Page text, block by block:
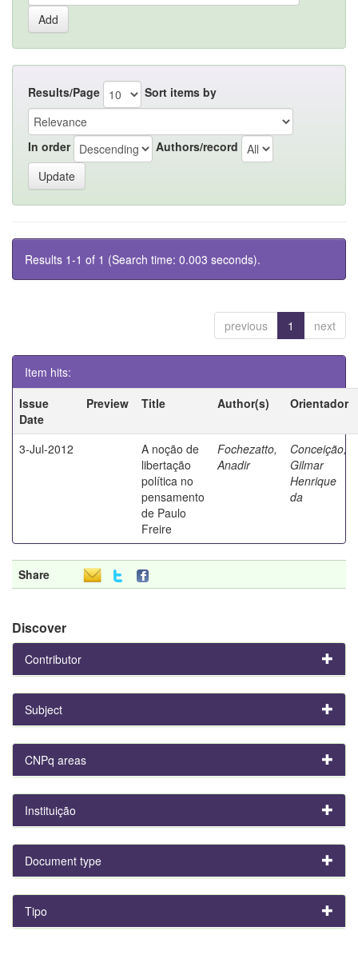
Results/Page Sort items by
In order Authors/record
Results 1-1 of 1 (Search time: 0.003 seconds).
previous 1 next
Item hits:
Issue
Date
Preview Title Author(s) Orientador
3-Jul-2012
A noção de
libertação
política no
pensamento
de Paulo
Freire
Fochezatto,
Anadir
Conceição,
Gilmar
Henrique
da
Share
Discover
Contributor
Subject
CNPq areas
Instituição
Document type
Tipo